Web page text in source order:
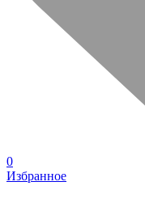
0
Избранное